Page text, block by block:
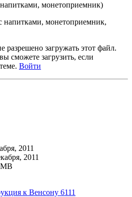
монетоприемник)
напитками, монетоприемник,
загружать этот файл.
сможете загрузить, если
Войти
2011
2011
к Венсону 6111